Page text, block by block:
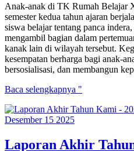
Bubs
Coffee
Club
Anak-anak di TK Rumah Belajar
semester kedua tahun ajaran
siswa belajar tentang panca
mengambil bagian dalam
kanak lain di wilayah tersebut.
kesempatan berharga bagi anak-
bersosialisasi, dan membangun
Semester
di
XSProject
Baca selengkapnya "
Desember 15 2025
Laporan Akhir